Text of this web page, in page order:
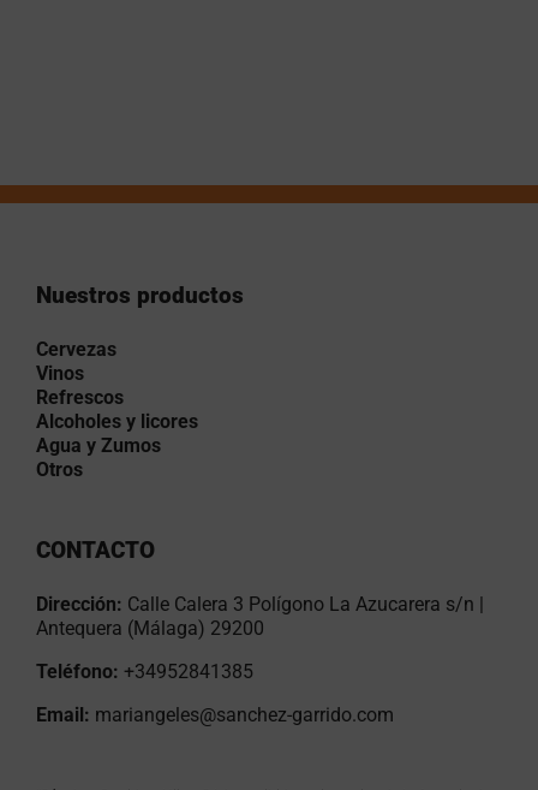
Nuestros productos
Cervezas
Vinos
Refrescos
Alcoholes y licores
Agua y Zumos
Otros
CONTACTO
Dirección: Calle Calera 3 Polígono La Azucarera s/n |
Antequera (Málaga) 29200
Teléfono: +34952841385
Email: mariangeles@sanchez-garrido.com